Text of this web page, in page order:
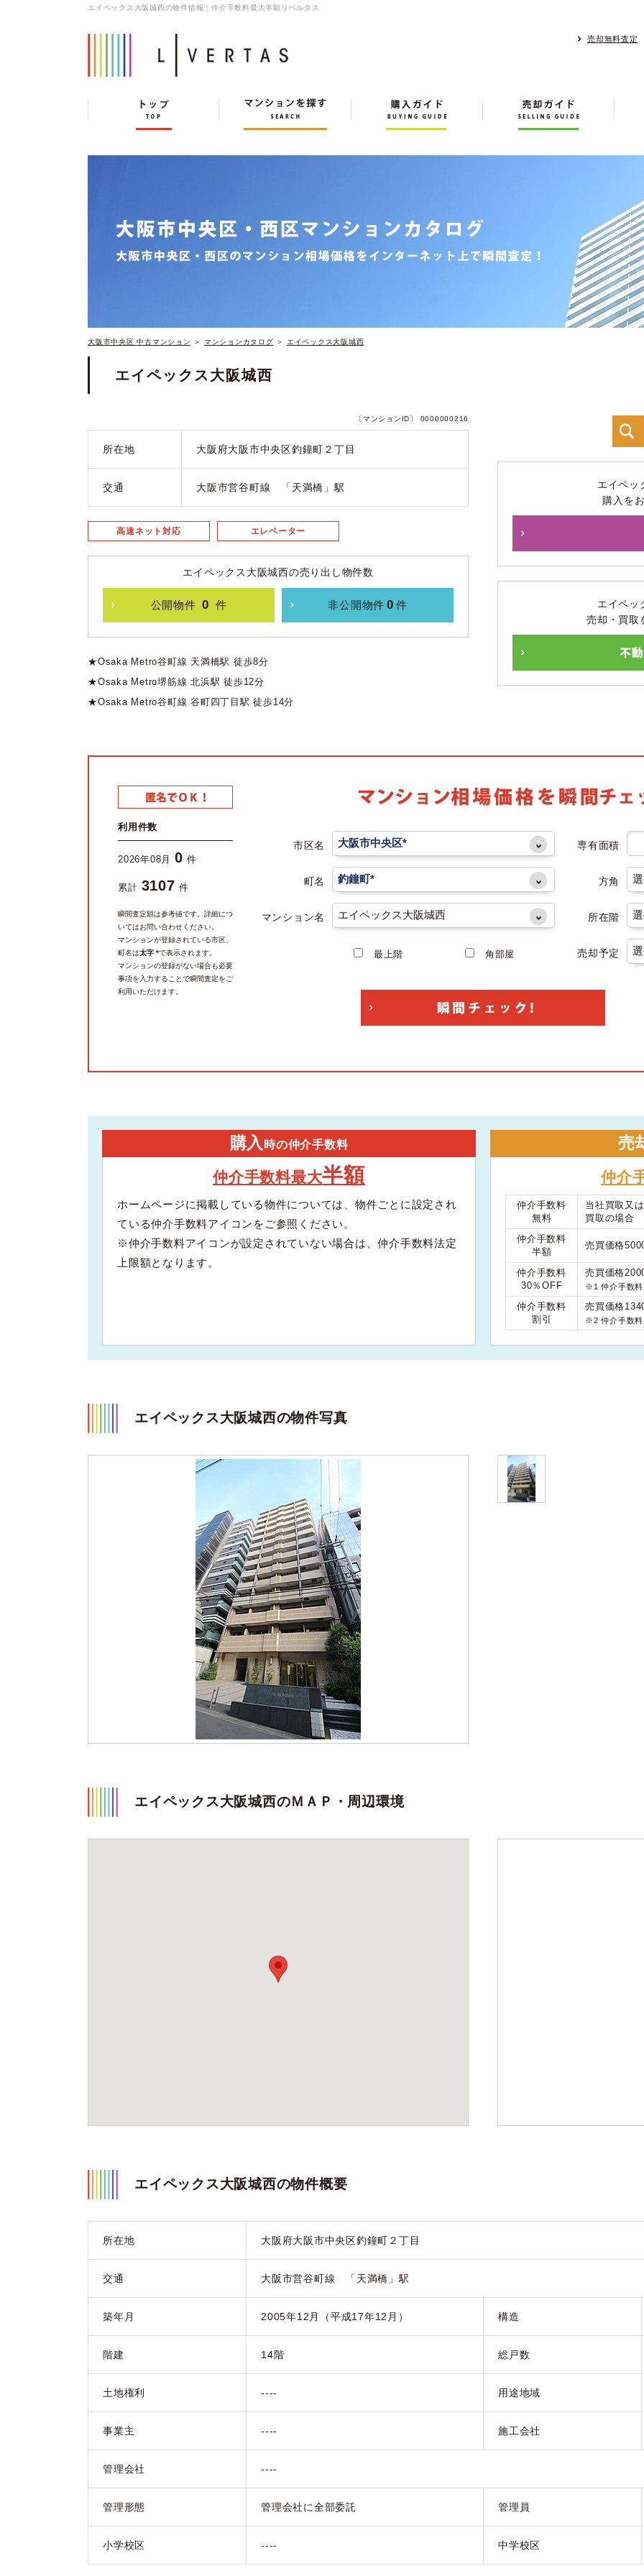
エイペックス大阪城西の物件情報｜仲介手数料最大半額リベルタス
売却無料査定
大阪市中央区 中古マンション ＞ マンションカタログ ＞ エイペックス大阪城西
エイペックス大阪城西
〔マンションID〕 0000000216
所在地 大阪府大阪市中央区釣鐘町２丁目
交通 大阪市営谷町線 「天満橋」駅
高速ネット対応 エレベーター
エイペックス大阪城西の売り出し物件数
公開物件 0 件 非公開物件 0 件
★Osaka Metro谷町線 天満橋駅 徒歩8分
★Osaka Metro堺筋線 北浜駅 徒歩12分
★Osaka Metro谷町線 谷町四丁目駅 徒歩14分
エイペッ
購入を
エイペッ
売却・買取
利用件数
2026年08月 0 件
累計 3107 件
市区名
町名
マンション名
最上階 角部屋
専有面積
方角
所在階
売却予定
瞬間査定額は参考値です。詳細につ
いてはお問い合わせください。
マンションが登録されている市区、
町名は太字 *で表示されます。
マンションの登録がない場合も必要
事項を入力することで瞬間査定をご
利用いただけます。
購入 時の仲介手数料
仲介手数料最大半額
ホームページに掲載している物件については、物件ごとに設定され
ている仲介手数料アイコンをご参照ください。
※仲介手数料アイコンが設定されていない場合は、仲介手数料法定
上限額となります。
売
仲介
仲介手数料
無料
当社買取又
買取の場合
仲介手数料
半額
売買価格
仲介手数料
30％OFF
売買価格
※1 仲介手数料
仲介手数料
割引
売買価格
※2 仲介手数料
エイペックス大阪城西の物件写真
エイペックス大阪城西のＭＡＰ・周辺環境
エイペックス大阪城西の物件概要
所在地 大阪府大阪市中央区釣鐘町２丁目
交通 大阪市営谷町線 「天満橋」駅
築年月 2005年12月（平成17年12月） 構造
階建 14階 総戸数
土地権利 ---- 用途地域
事業主 ---- 施工会社
管理会社 ----
管理形態 管理会社に全部委託 管理員
小学校区 ---- 中学校区